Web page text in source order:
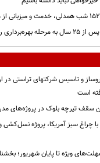
رسید
و تاسیس شرکتهای تراستی در
است
سقف تیرچه بلوک در پروژه‌های
چراغ سبز آمریکا، پروژه نسل‌کشی
ویژه تا پایان شهریور؛